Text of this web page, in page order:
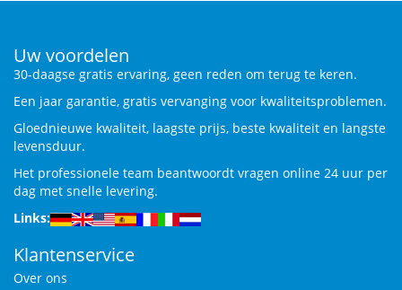
Uw voordelen
30-daagse gratis ervaring, geen reden om terug te keren.
Een jaar garantie, gratis vervanging voor kwaliteitsproblemen.
Gloednieuwe kwaliteit, laagste prijs, beste kwaliteit en langste
levensduur.
Het professionele team beantwoordt vragen online 24 uur per
dag met snelle levering.
Links:
Klantenservice
Over ons